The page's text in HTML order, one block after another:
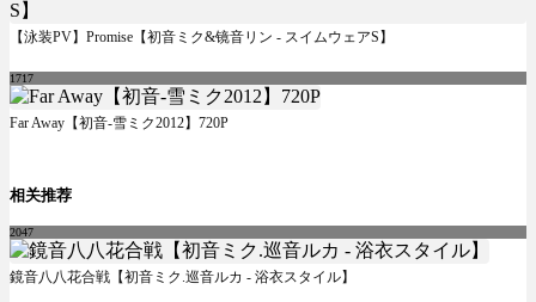
【泳装PV】Promise【初音ミク&镜音リン - スイムウェアS】
1717
Far Away【初音-雪ミク2012】720P
相关推荐
2047
鏡音八八花合戦【初音ミク.巡音ルカ - 浴衣スタイル】